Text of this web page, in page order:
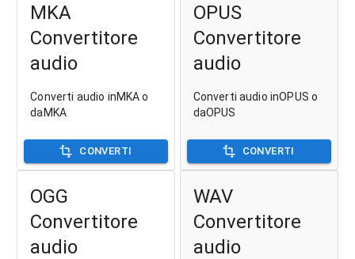
MKA
Convertitore
audio
Converti audio inMKA o
daMKA
CONVERTI
OPUS
Convertitore
audio
Converti audio inOPUS o
daOPUS
CONVERTI
OGG
Convertitore
audio
WAV
Convertitore
audio